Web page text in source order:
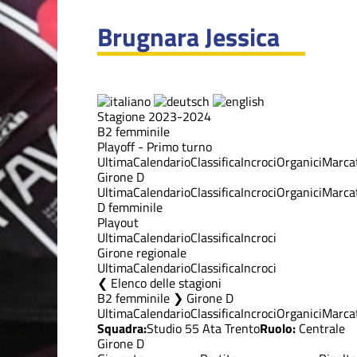
Brugnara Jessica
Stagione 2023-2024
B2 femminile
Playoff - Primo turno
UltimaCalendarioClassificaIncrociOrganici
Girone D
UltimaCalendarioClassificaIncrociOrganici
D femminile
Playout
UltimaCalendarioClassificaIncroci
Girone regionale
UltimaCalendarioClassificaIncroci
Elenco delle stagioni
B2 femminile ❯ Girone D
UltimaCalendarioClassificaIncrociOrganici
Squadra:Studio 55 Ata TrentoRuolo: Centrale
Girone D